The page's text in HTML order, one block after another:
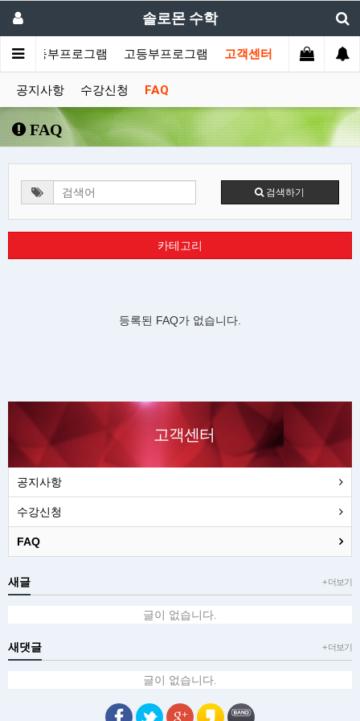
솔로몬 수학
중등부프로그램 고등부프로그램 고객센터
공지사항 수강신청 FAQ
FAQ
검색하기
카테고리
등록된 FAQ가 없습니다.
고객센터
공지사항
수강신청
FAQ
+ 더보기
새글
글이 없습니다.
+ 더보기
새댓글
글이 없습니다.